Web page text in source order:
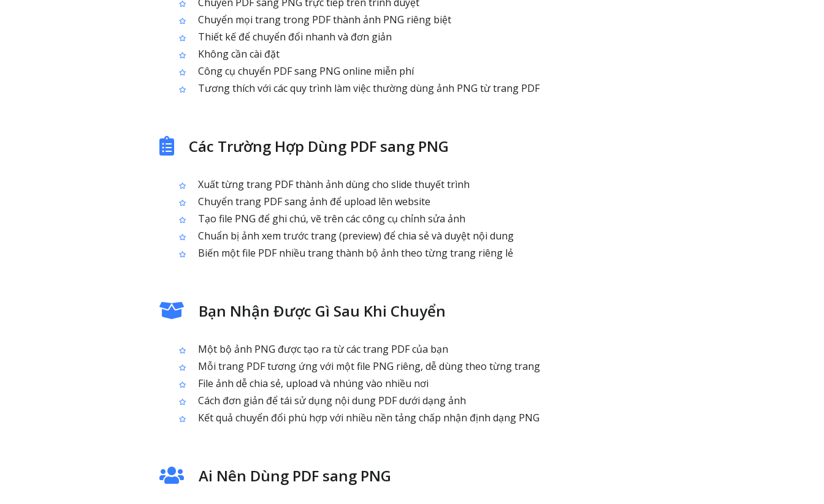
Chuyển mọi trang trong PDF thành ảnh PNG riêng biệt
Thiết kế để chuyển đổi nhanh và đơn giản
Không cần cài đặt
Công cụ chuyển PDF sang PNG online miễn phí
Tương thích với các quy trình làm việc thường dùng ảnh PNG từ trang PDF
Các Trường Hợp Dùng PDF sang PNG
Xuất từng trang PDF thành ảnh dùng cho slide thuyết trình
Chuyển trang PDF sang ảnh để upload lên website
Tạo file PNG để ghi chú, vẽ trên các công cụ chỉnh sửa ảnh
Chuẩn bị ảnh xem trước trang (preview) để chia sẻ và duyệt nội dung
Biến một file PDF nhiều trang thành bộ ảnh theo từng trang riêng lẻ
Bạn Nhận Được Gì Sau Khi Chuyển
Một bộ ảnh PNG được tạo ra từ các trang PDF của bạn
Mỗi trang PDF tương ứng với một file PNG riêng, dễ dùng theo từng trang
File ảnh dễ chia sẻ, upload và nhúng vào nhiều nơi
Cách đơn giản để tái sử dụng nội dung PDF dưới dạng ảnh
Kết quả chuyển đổi phù hợp với nhiều nền tảng chấp nhận định dạng PNG
Ai Nên Dùng PDF sang PNG